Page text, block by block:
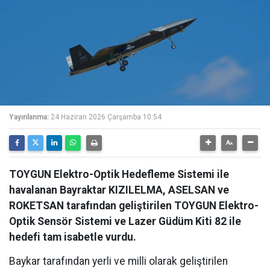
Yayınlanma: 24 Haziran 2026 Çarşamba 10:54
TOYGUN Elektro-Optik Hedefleme Sistemi ile
havalanan Bayraktar KIZILELMA, ASELSAN ve
ROKETSAN tarafından geliştirilen TOYGUN Elektro-
Optik Sensör Sistemi ve Lazer Güdüm Kiti 82 ile
hedefi tam isabetle vurdu.
Baykar tarafından yerli ve milli olarak geliştirilen